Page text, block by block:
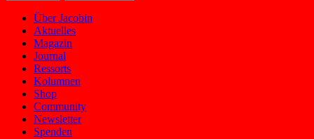
Über Jacobin
Aktuelles
Magazin
Journal
Ressorts
Kolumnen
Shop
Community
Newsletter
Spenden